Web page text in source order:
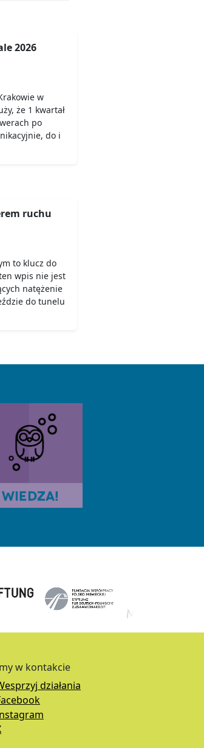
2026
w
że 1 kwartał
po
do i
ruchu
to klucz do
wpis nie jest
natężenie
do tunelu
w kontakcie
działania